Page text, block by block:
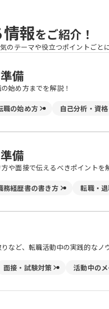
報をご紹介！
のテーマや役立つポイントごと
備
始め方までを解説！
職の始め方 自己分析・資格
備
や面接で伝えるべきポイントを
務経歴書の書き方 転職・
など、転職活動中の実践的なノ
面接・試験対策 活動中の